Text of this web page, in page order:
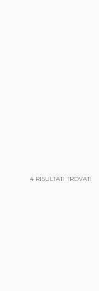
4RISULTATI TROVATI